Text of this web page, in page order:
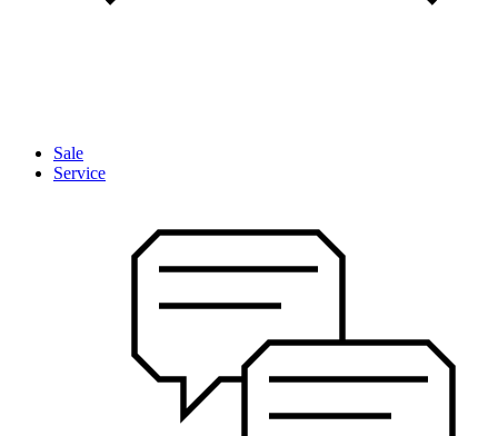
Sale
Service